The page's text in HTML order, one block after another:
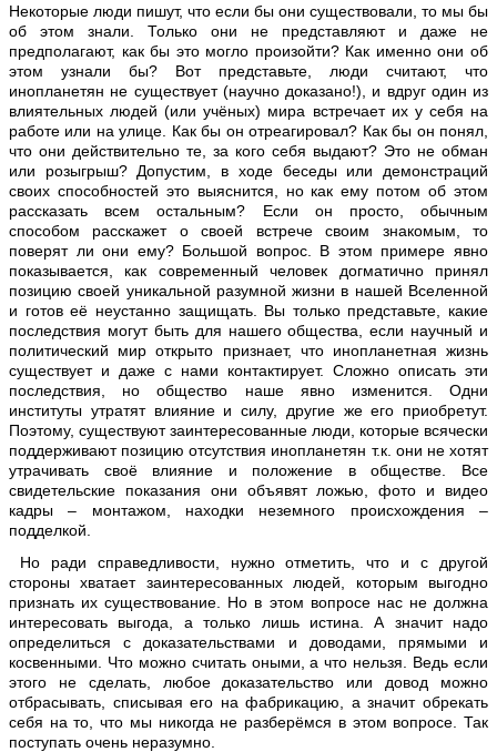
Некоторые люди пишут, что если бы они существовали, то мы бы
об этом знали. Только они не представляют и даже не
предполагают, как бы это могло произойти? Как именно они об
этом узнали бы? Вот представьте, люди считают, что
инопланетян не существует (научно доказано!), и вдруг один из
влиятельных людей (или учёных) мира встречает их у себя на
работе или на улице. Как бы он отреагировал? Как бы он понял,
что они действительно те, за кого себя выдают? Это не обман
или розыгрыш? Допустим, в ходе беседы или демонстраций
своих способностей это выяснится, но как ему потом об этом
рассказать всем остальным? Если он просто, обычным
способом расскажет о своей встрече своим знакомым, то
поверят ли они ему? Большой вопрос. В этом примере явно
показывается, как современный человек догматично принял
позицию своей уникальной разумной жизни в нашей Вселенной
и готов её неустанно защищать. Вы только представьте, какие
последствия могут быть для нашего общества, если научный и
политический мир открыто признает, что инопланетная жизнь
существует и даже с нами контактирует. Сложно описать эти
последствия, но общество наше явно изменится. Одни
институты утратят влияние и силу, другие же его приобретут.
Поэтому, существуют заинтересованные люди, которые всячески
поддерживают позицию отсутствия инопланетян т.к. они не хотят
утрачивать своё влияние и положение в обществе. Все
свидетельские показания они объявят ложью, фото и видео
кадры – монтажом, находки неземного происхождения –
подделкой.
Но ради справедливости, нужно отметить, что и с другой
стороны хватает заинтересованных людей, которым выгодно
признать их существование. Но в этом вопросе нас не должна
интересовать выгода, а только лишь истина. А значит надо
определиться с доказательствами и доводами, прямыми и
косвенными. Что можно считать оными, а что нельзя. Ведь если
этого не сделать, любое доказательство или довод можно
отбрасывать, списывая его на фабрикацию, а значит обрекать
себя на то, что мы никогда не разберёмся в этом вопросе. Так
поступать очень неразумно.